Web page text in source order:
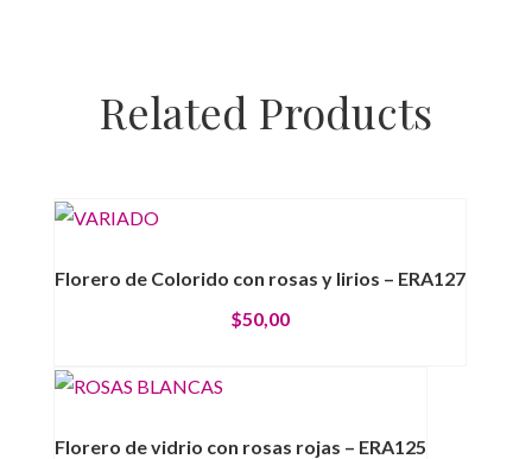
Related Products
Florero de Colorido con rosas y lirios – ERA127
$50,00
Florero de vidrio con rosas rojas – ERA125